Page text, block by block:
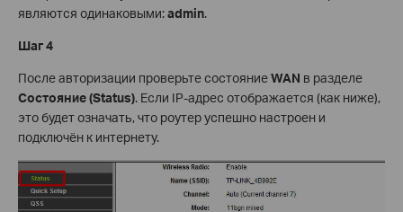
являются одинаковыми:admin.
Шаг 4
После авторизации проверьте состояниеWAN в разделе
Состояние (Status). Если IP-адрес отображается (как ниже),
это будет означать, что роутер успешно настроен и
подключён к интернету.